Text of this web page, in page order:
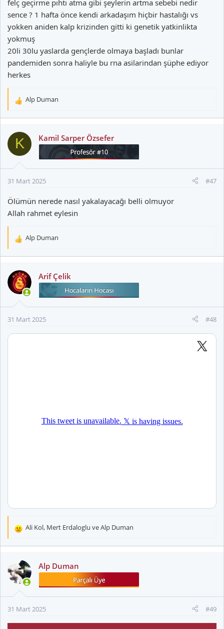
felç geçirme pıhtı atma gibi şeylerin artma sebebi nedir
sence ? 1 hafta önce kendi arkadaşım hiçbir hastalığı vs
yokken aniden kalp krizinden gitti ki genetik yatkinlikta
yokmuş
20li 30lu yaslarda gençlerde olmaya başladı bunlar
pandemiden sonra haliyle bu rna asilarindan şüphe ediyor
herkes
T
k
l
Alp Duman
K Kamil Sarper Özsefer
31 Mart 2025 #47
Ölümün nerede nasıl yakalayacağı belli olmuyor
Allah rahmet eylesin
T
k
i
l
Alp Duman
Arif Çelik
31 Mart 2025 #48
T
i
l
Ali Kol, Mert Erdaloglu veAlp Duman
Alp Duman
31 Mart 2025 #49